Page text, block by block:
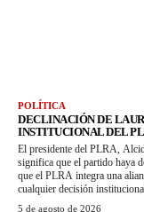
POLÍTICA
DECLINACIÓN DE
INSTITUCIONAL DEL
El presidente del PLRA,
significa que el partido haya
que el PLRA integra una
cualquier decisión
5 de agosto de 2026